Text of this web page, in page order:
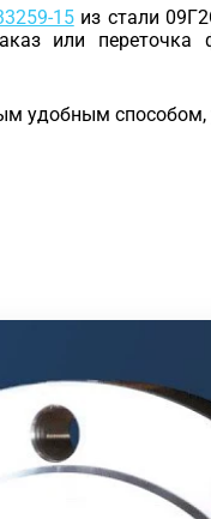
15из стали
или
удобным